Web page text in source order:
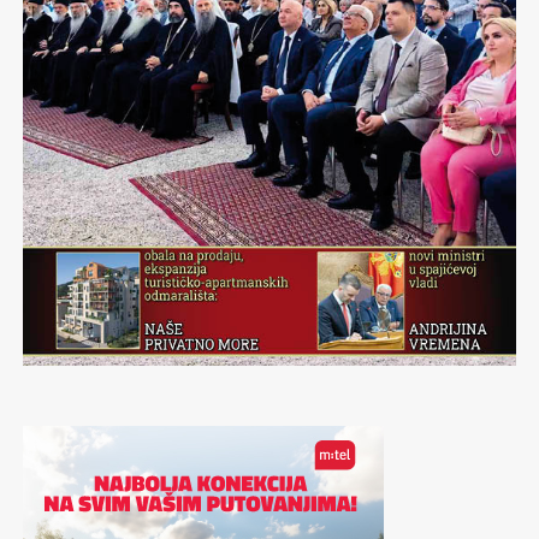
spoticanja pogleda o užasna krajputaška “drop&run“
smetlišta. Zašto to radimo, dođavola?! Volim putovanja,
ali ne moderna, šablonizirana… Volim da vršljam tamo
gde ne idu svi, da otkrivam bez predznanja,
improvizujem do dramatičnih granica, da ostanem
zatečena, raspamećena prizorima i situacijama, ne mora
biti grandiozno – samo autentično, jer to je onaj pravi
začin.
Munjevito se prebacujem na neka suštinska pitanja, tipa
da li je za radost potrebno malo? Malo sreće, malo
skoknuti do Pivnice Irish pub u Rumi, malo rakije, malo
opreme za povezati. I mnogo talenta velike Todore
gradovi, i putovanja, i izlasci, i razgovori, i ljudi, i sve je
bilo snažnije. Uprkos ovoj činjenici, trenutno uživam, jer
zavodljivo mi je koliko me je očarala atmosfera koju je
Toda donela. Radujmo se pomalo, dok još imamo kome i